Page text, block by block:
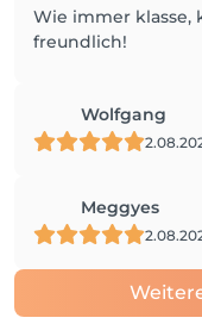
Wie immer
freundlich!
Wolfgang
Meggyes